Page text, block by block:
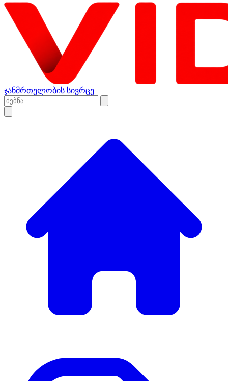
ჯანმრთელობის სივრცე